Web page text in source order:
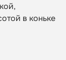
в коньке